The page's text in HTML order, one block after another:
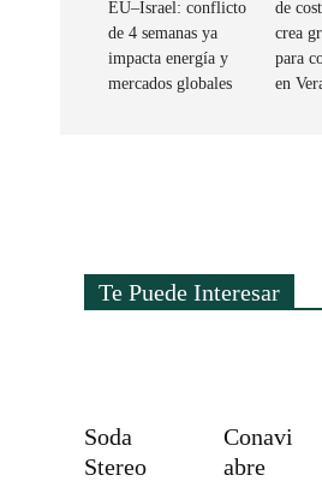
EU–Israel: conflicto
de 4 semanas ya
impacta energía y
mercados globales
de
crea
para
en
Te Puede Interesar
Soda
Stereo
Conavi
abre